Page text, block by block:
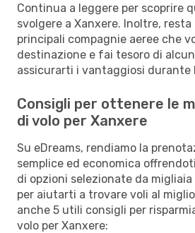
Continua a leggere per scoprire
svolgere a Xanxere. Inoltre,
principali compagnie aeree che
destinazione e fai tesoro di
assicurarti i vantaggiosi durante
Consigli per ottenere le
di volo per Xanxere
Su eDreams, rendiamo la
semplice ed economica
di opzioni selezionate da
per aiutarti a trovare voli al
anche 5 utili consigli per
volo per Xanxere: